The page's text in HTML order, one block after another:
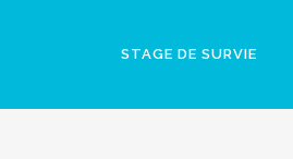
STAGE DE SURVIE